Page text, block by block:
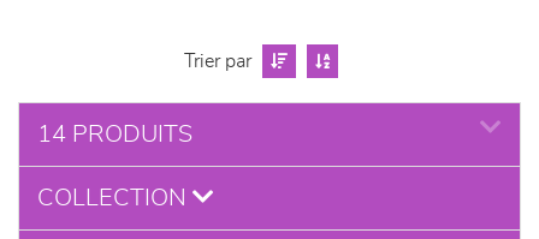
literie
décoration
Trier par
14 PRODUITS
COLLECTION